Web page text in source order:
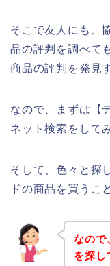
そこで友人にも、
品の評判を調べて
商品の評判を発見
なので、まずは【
ネット検索をして
そして、色々と探
ドの商品を買うこ
なので
を探し